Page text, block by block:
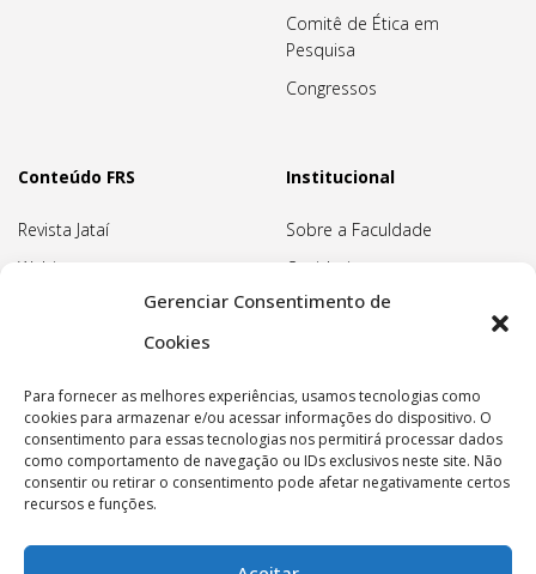
Gerenciar Consentimento de
Cookies
Para fornecer as melhores experiências, usamos tecnologias como
cookies para armazenar e/ou acessar informações do dispositivo. O
consentimento para essas tecnologias nos permitirá processar dados
como comportamento de navegação ou IDs exclusivos neste site. Não
consentir ou retirar o consentimento pode afetar negativamente certos
recursos e funções.
Comitê de Ética em
Pesquisa
Congressos
Conteúdo FRS
Revista Jataí
Webinars
Institucional
Sobre a Faculdade
Ouvidoria
Pedagogia Waldorf
Nossa Sede
Política de privacidade